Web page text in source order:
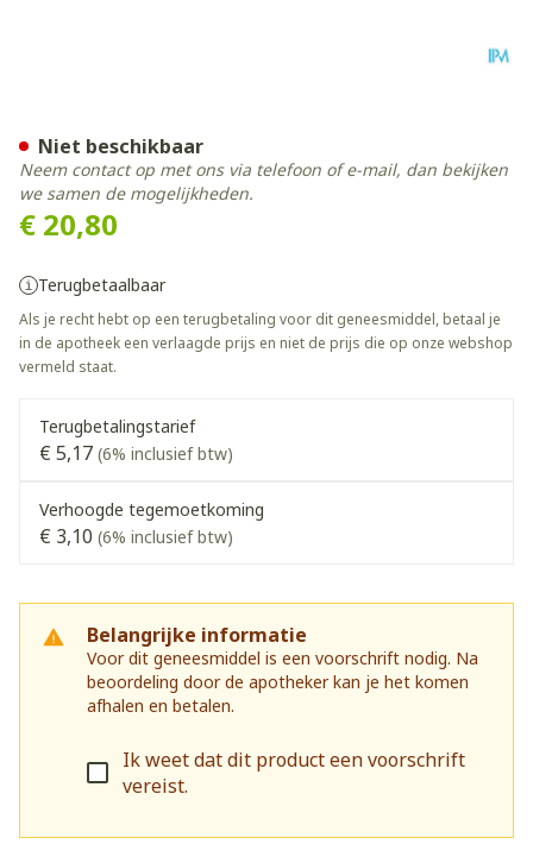
€ 20,80
Terugbetaalbaar
Als je recht hebt op een terugbetaling voor dit geneesmiddel, betaal je
in de apotheek een verlaagde prijs en niet de prijs die op onze webshop
vermeld staat.
Terugbetalingstarief
€ 5,17 (6% inclusief btw)
Verhoogde tegemoetkoming
€ 3,10 (6% inclusief btw)
Belangrijke informatie
Voor dit geneesmiddel is een voorschrift nodig. Na
beoordeling door de apotheker kan je het komen
afhalen en betalen.
Ik weet dat dit product een voorschrift
vereist.
Niet beschikbaar
Neem contact op met ons via telefoon of e-mail, dan bekijken
we samen de mogelijkheden.